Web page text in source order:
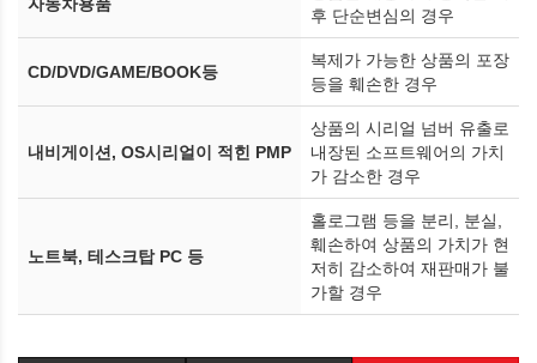
후 단순변심의 경우
CD/DVD/GAME/BOOK등
복제가 가능한 상품의 포장
등을 훼손한 경우
내비게이션, OS시리얼이 적힌 PMP
상품의 시리얼 넘버 유출로
내장된 소프트웨어의 가치
가 감소한 경우
노트북, 테스크탑 PC 등
홀로그램 등을 분리, 분실,
훼손하여 상품의 가치가 현
저히 감소하여 재판매가 불
가할 경우